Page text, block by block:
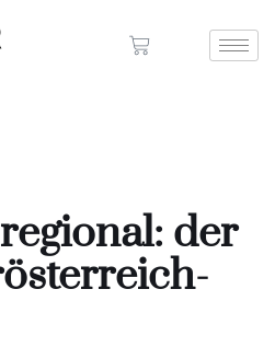
der